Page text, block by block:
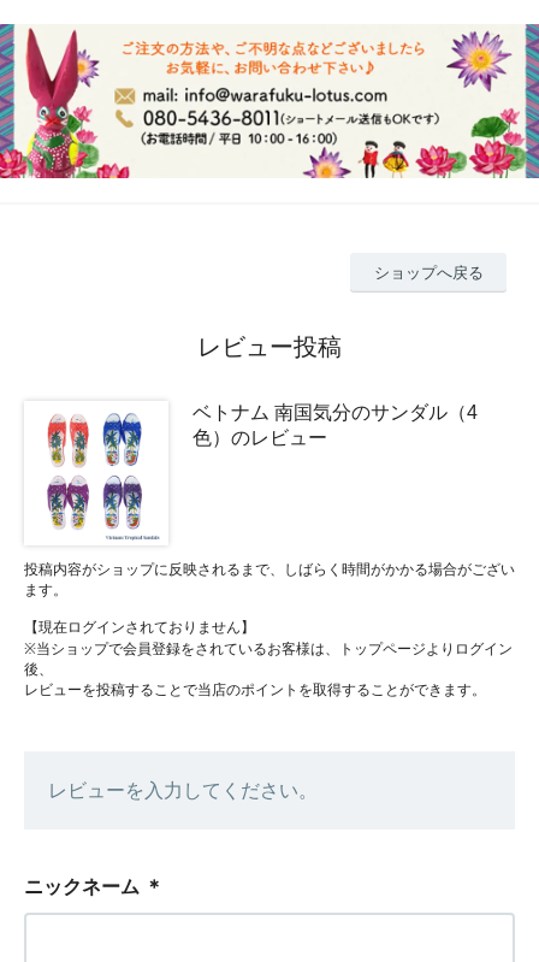
ショップへ戻る
レビュー投稿
ベトナム 南国気分のサンダル（4
色）のレビュー
投稿内容がショップに反映されるまで、しばらく時間がかかる場合がござい
ます。
【現在ログインされておりません】
※当ショップで会員登録をされているお客様は、トップページよりログイン
後、
レビューを投稿することで当店のポイントを取得することができます。
レビューを入力してください。
ニックネーム ＊